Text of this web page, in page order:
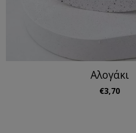
Αλογάκι
€3,70